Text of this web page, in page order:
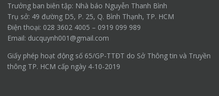
Trưởng ban biên tập: Nhà báo Nguyễn Thanh Bình
Trụ sở: 49 đường D5, P. 25, Q. Bình Thạnh, TP. HCM
Điện thoại: 028 3602 4005 – 0919 099 989
Email: ducquynh001@gmail.com
Giấy phép hoạt động số 65/GP-TTĐT do Sở Thông tin và Truyền
thông TP. HCM cấp ngày 4-10-2019